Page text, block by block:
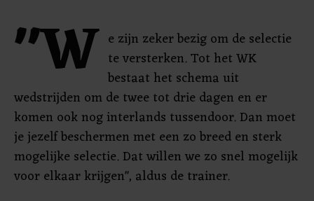
"W e zijn zeker bezig om de selectie
te versterken. Tot het WK
bestaat het schema uit
wedstrijden om de twee tot drie dagen en er
komen ook nog interlands tussendoor. Dan moet
je jezelf beschermen met een zo breed en sterk
mogelijke selectie. Dat willen we zo snel mogelijk
voor elkaar krijgen", aldus de trainer.